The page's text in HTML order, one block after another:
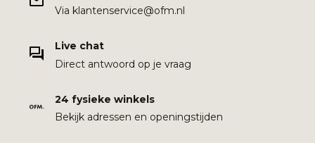
Via klantenservice@ofm.nl
Live chat
Direct antwoord op je vraag
24 fysieke winkels
Bekijk adressen en openingstijden